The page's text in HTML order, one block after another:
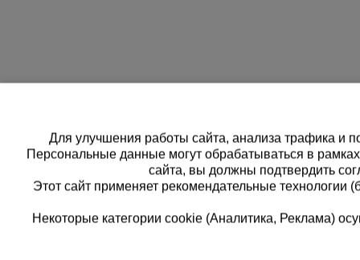
Для улучшения работы сайта, анализа трафика и
Персональные данные могут обрабатываться в рамках
сайта, вы должны подтвердить
Этот сайт применяет рекомендательные
Некоторые категории cookie (Аналитика, Реклама)